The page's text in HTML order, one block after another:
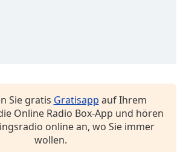
Sie gratis Gratisapp auf Ihrem
Online Radio Box-App und hören
online an, wo Sie immer
wollen.